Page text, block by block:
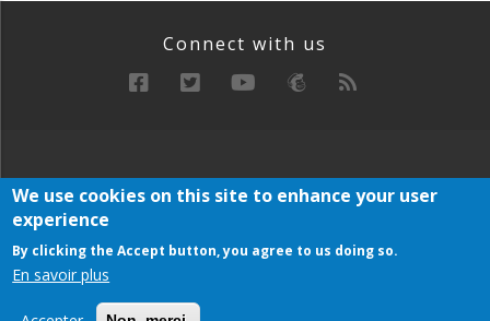
Connect with us
Below
Footer
Menu
RECHERCHE MANIFESTE
ARCHIVE
Copyright © 2021 AUSACO. All rights reserved
We use cookies on this site to enhance your user
experience
By clicking the Accept button, you agree to us doing so.
En savoir plus